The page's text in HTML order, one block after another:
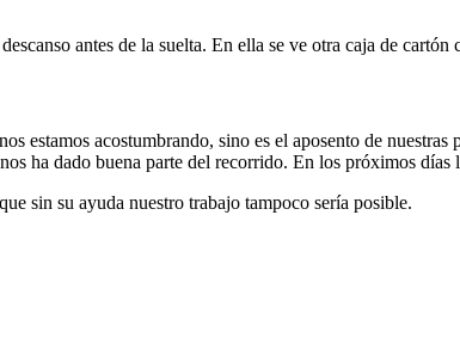
antes de la suelta. En ella se ve otra caja de
estamos acostumbrando, sino es el aposento de nuestras
ha dado buena parte del recorrido. En los próximos días
sin su ayuda nuestro trabajo tampoco sería posible.